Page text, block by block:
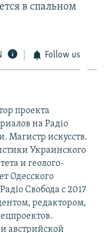
в спальном
Follow us
проекта
на Радіо
Магистр искусств.
Украинского
и геолого-
Одесского
Свобода с 2017
редактором,
австрийской